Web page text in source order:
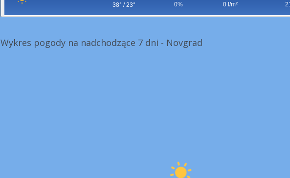
38° / 23°
0% 0 l/m²
Wykres pogody na nadchodzące 7 dni - Novgrad